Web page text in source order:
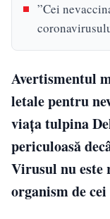
”Cei
Avertismentul
letale pentru
viața tulpina
periculoasă
Virusul nu este
organism de